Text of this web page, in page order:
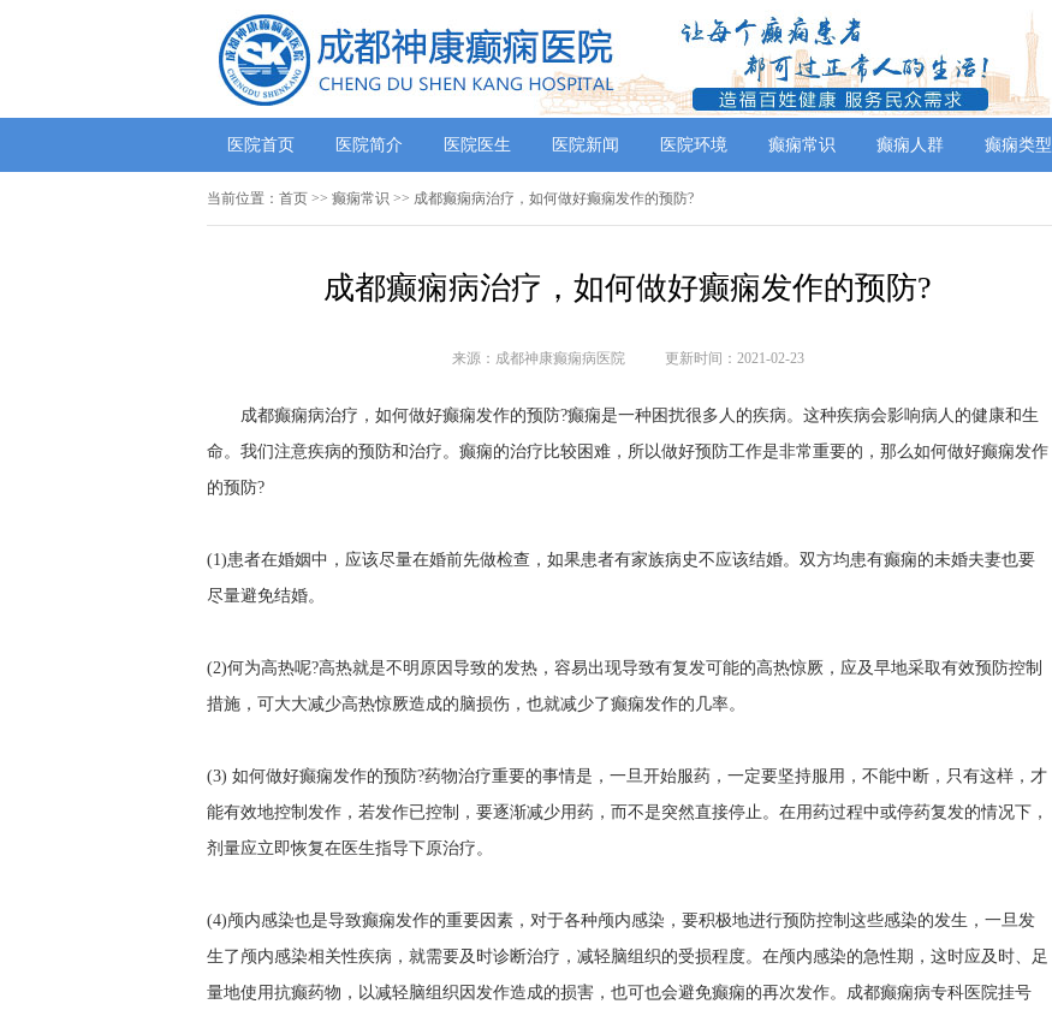
医院首页 医院简介 医院医生 医院新闻 医院环境 癫痫常识 癫痫人群 癫痫类型
当前位置： 首页 >> 癫痫常识 >> 成都癫痫病治疗，如何做好癫痫发作的预防?
成都癫痫病治疗，如何做好癫痫发作的预防?
来源：成都神康癫痫病医院 更新时间：2021-02-23
成都癫痫病治疗，如何做好癫痫发作的预防?癫痫是一种困扰很多人的疾病。这种疾病会影响病人的健康和生
命。我们注意疾病的预防和治疗。癫痫的治疗比较困难，所以做好预防工作是非常重要的，那么如何做好癫痫发作
的预防?
(1)患者在婚姻中，应该尽量在婚前先做检查，如果患者有家族病史不应该结婚。双方均患有癫痫的未婚夫妻也要
尽量避免结婚。
(2)何为高热呢?高热就是不明原因导致的发热，容易出现导致有复发可能的高热惊厥，应及早地采取有效预防控制
措施，可大大减少高热惊厥造成的脑损伤，也就减少了癫痫发作的几率。
(3) 如何做好癫痫发作的预防?药物治疗重要的事情是，一旦开始服药，一定要坚持服用，不能中断，只有这样，才
能有效地控制发作，若发作已控制，要逐渐减少用药，而不是突然直接停止。在用药过程中或停药复发的情况下，
剂量应立即恢复在医生指导下原治疗。
(4)颅内感染也是导致癫痫发作的重要因素，对于各种颅内感染，要积极地进行预防控制这些感染的发生，一旦发
生了颅内感染相关性疾病，就需要及时诊断治疗，减轻脑组织的受损程度。在颅内感染的急性期，这时应及时、足
量地使用抗癫药物，以减轻脑组织因发作造成的损害，也可也会避免癫痫的再次发作。 成都癫痫病专科医院挂号